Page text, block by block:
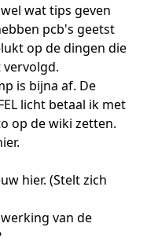
wat tips geven
pcb's geetst
op de dingen die
is bijna af. De
licht betaal ik met
op de wiki zetten.
hier. (Stelt zich
van de